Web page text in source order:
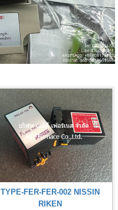
TYPE-FER-FER-002 NISSIN
RIKEN